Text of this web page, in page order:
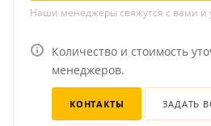
Наши менеджеры свяжутся с вами и
Количество и стоимость
менеджеров.
КОНТАКТЫ ЗАДАТЬ